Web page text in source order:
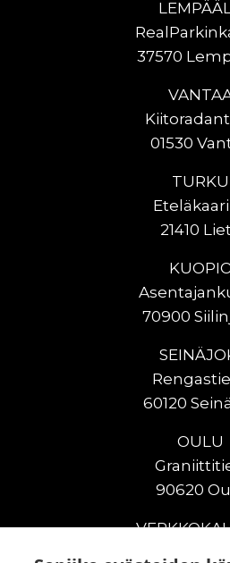
37570
01530
TURKU
Eteläkaari
21410
70900
Rengastie
60120
OULU
90620